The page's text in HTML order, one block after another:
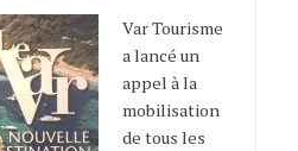
Var Tourisme
a lancé un
appel à la
mobilisation
de tous les